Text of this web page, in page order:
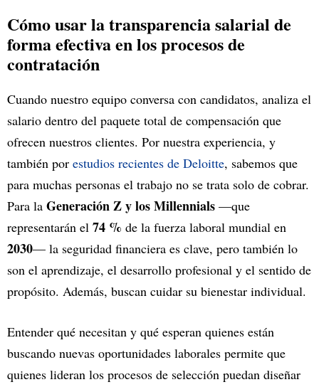
Cómo usar la transparencia salarial de
forma efectiva en los procesos de
contratación
Cuando nuestro equipo conversa con candidatos, analiza el
salario dentro del paquete total de compensación que
ofrecen nuestros clientes. Por nuestra experiencia, y
también por estudios recientes de Deloitte, sabemos que
para muchas personas el trabajo no se trata solo de cobrar.
Para la Generación Z y los Millennials —que
representarán el 74 % de la fuerza laboral mundial en
2030— la seguridad financiera es clave, pero también lo
son el aprendizaje, el desarrollo profesional y el sentido de
propósito. Además, buscan cuidar su bienestar individual.
Entender qué necesitan y qué esperan quienes están
buscando nuevas oportunidades laborales permite que
quienes lideran los procesos de selección puedan diseñar